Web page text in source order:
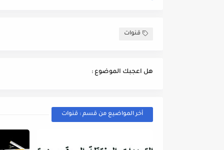
قنوات
هل اعجبك الموضوع :
أخر المواضيع من قسم : قنوات